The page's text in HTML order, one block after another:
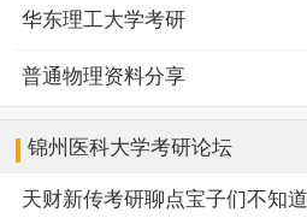
华东理工大学考研
普通物理资料分享
锦州医科大学考研论坛